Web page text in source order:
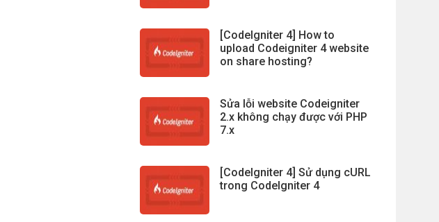
[CodeIgniter 4] How to
upload Codeigniter 4 website
on share hosting?
Sửa lỗi website Codeigniter
2.x không chạy được với PHP
7.x
[CodeIgniter 4] Sử dụng cURL
trong CodeIgniter 4